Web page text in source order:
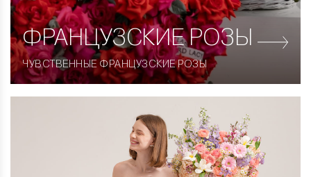
ФРАНЦУЗСКИЕРОЗЫ
ЧУВСТВЕННЫЕ ФРАНЦУЗСКИЕ РОЗЫ